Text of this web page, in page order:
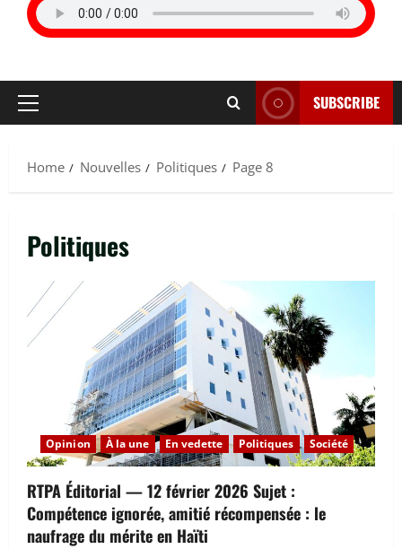
Primary
SUBSCRIBE
Home Nouvelles Politiques Page 8
Politiques
Opinion À la une En vedette Politiques Société
RTPA Éditorial — 12 février 2026 Sujet :
Compétence ignorée, amitié récompensée : le
naufrage du mérite en Haïti